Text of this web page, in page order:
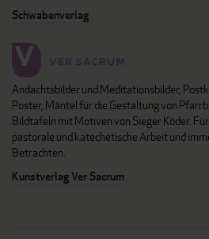
Schwabenverlag
Andachtsbilder und Meditationsbilder,
Poster, Mäntel für die Gestaltung von
Bildtafeln mit Motiven von Sieger Köder.
pastorale und katechetische Arbeit und
Betrachten.
Kunstverlag Ver Sacrum